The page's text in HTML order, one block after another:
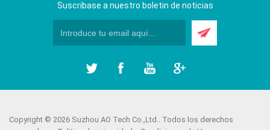
Suscribase a nuestro boletin de noticias
Copyright © 2026 Suzhou AO Tech Co.,Ltd.. Todos los derechos